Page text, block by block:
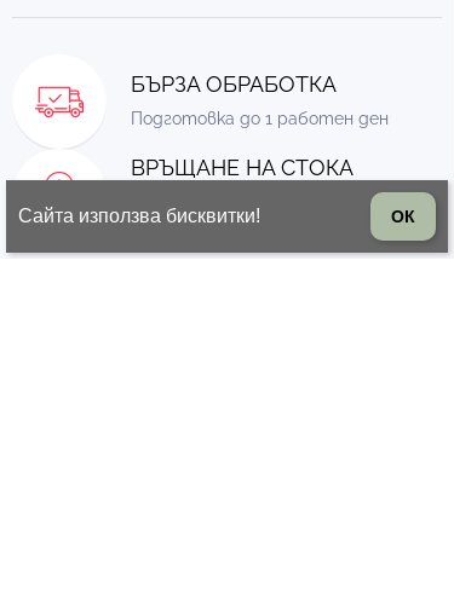
БЪРЗА ОБРАБОТКА
Подготовка до 1 работен ден
ВРЪЩАНЕ НА СТОКА
стоката
Сайта използва бисквитки! ОК